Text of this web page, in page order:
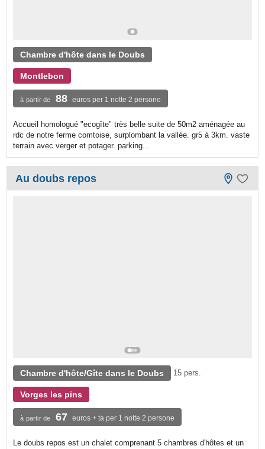
Chambre d'hôte dans le Doubs
Montlebon
à partir de 88 euros per 1 notte 2 persone
Accueil homologué "ecogîte" très belle suite de 50m2 aménagée au
rdc de notre ferme comtoise, surplombant la vallée. gr5 à 3km. vaste
terrain avec verger et potager. parking...
Au doubs repos
Chambre d'hôte/Gîte dans le Doubs 15 pers.
Vorges les pins
à partir de 67 euros + ta per 1 notte 2 persone
Le doubs repos est un chalet comprenant 5 chambres d'hôtes et un